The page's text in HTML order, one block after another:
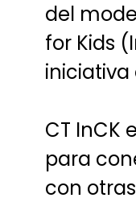
del
for Kids
iniciativa
CT InCK
para
con